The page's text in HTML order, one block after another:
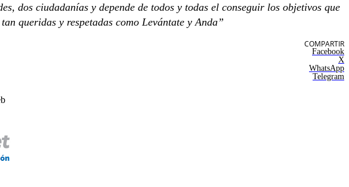
dos ciudadanías y depende de todos y todas el conseguir los objetivos que
queridas y respetadas como Levántate y Anda”
COMPARTIR
Facebook
X
WhatsApp
Telegram